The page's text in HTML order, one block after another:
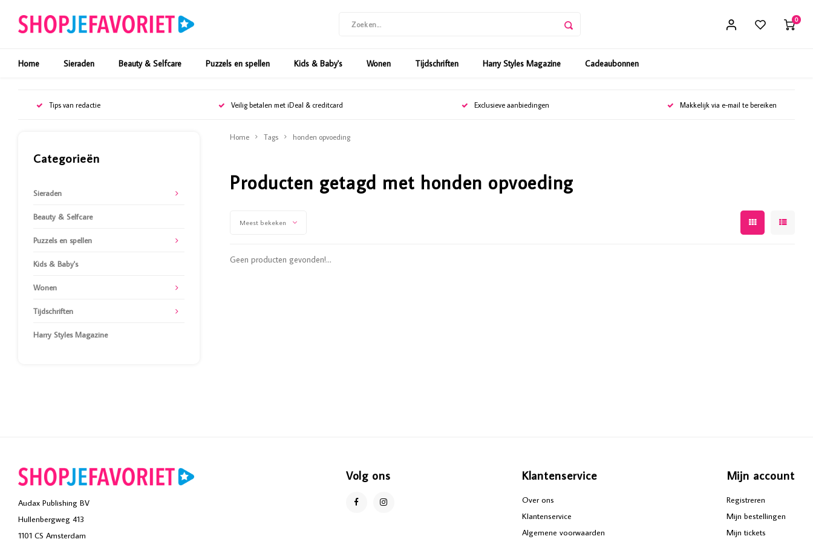
0
Home Sieraden Beauty & Selfcare Puzzels en spellen Kids & Baby's Wonen Tijdschriften Harry Styles Magazine Cadeaubonnen
Tips van redactie Veilig betalen met iDeal & creditcard Exclusieve aanbiedingen Makkelijk via e-mail te bereiken
Categorieën
Sieraden
Beauty & Selfcare
Puzzels en spellen
Kids & Baby's
Wonen
Tijdschriften
Harry Styles Magazine
Home Tags honden opvoeding
Producten getagd met honden opvoeding
Meest bekeken
Geen producten gevonden!...
Audax Publishing BV
Hullenbergweg 413
1101 CS Amsterdam
Volg ons Klantenservice
Over ons
Klantenservice
Algemene voorwaarden
Mijn account
Registreren
Mijn bestellingen
Mijn tickets